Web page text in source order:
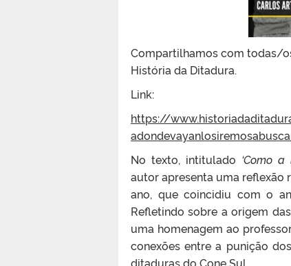
Compartilhamos com todas/
História da Ditadura.
Link:
https://
No texto, intitulado ‘Como
autor apresenta uma reflexão
ano, que coincidiu com o
Refletindo sobre a origem
uma homenagem ao
conexões entre a punição
ditaduras do Cone Sul.